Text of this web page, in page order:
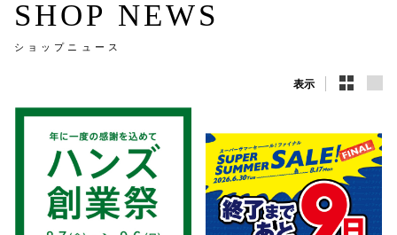
SHOP NEWS
ショップニュース
表示